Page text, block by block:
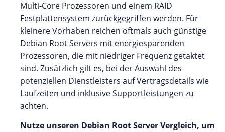
Multi-Core Prozessoren und einem RAID
Festplattensystem zurückgegriffen werden. Für
kleinere Vorhaben reichen oftmals auch günstige
Debian Root Servers mit energiesparenden
Prozessoren, die mit niedriger Frequenz getaktet
sind. Zusätzlich gilt es, bei der Auswahl des
potenziellen Dienstleisters auf Vertragsdetails wie
Laufzeiten und inklusive Supportleistungen zu
achten.
Nutze unseren Debian Root Server Vergleich, um